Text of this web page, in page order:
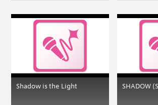
Shadow is the Light SHADOW